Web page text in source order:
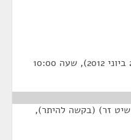
שיט זר) (בקשה להיתר),